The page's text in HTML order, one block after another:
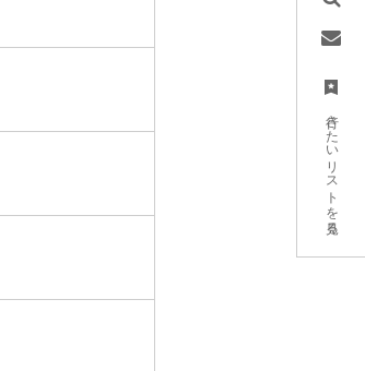
行きたいリストを見る